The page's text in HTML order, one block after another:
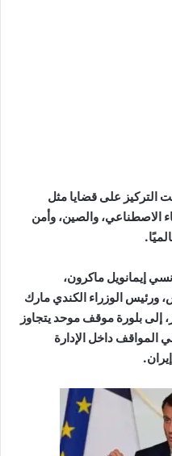
التركيز على قضايا مثل
الاصطناعي، والصين، وأمن
إيمانويل ماكرون،
ورئيس الوزراء الكندي مارك
إلى بلورة موقف موحد يتجاوز
المواقف داخل الإدارة